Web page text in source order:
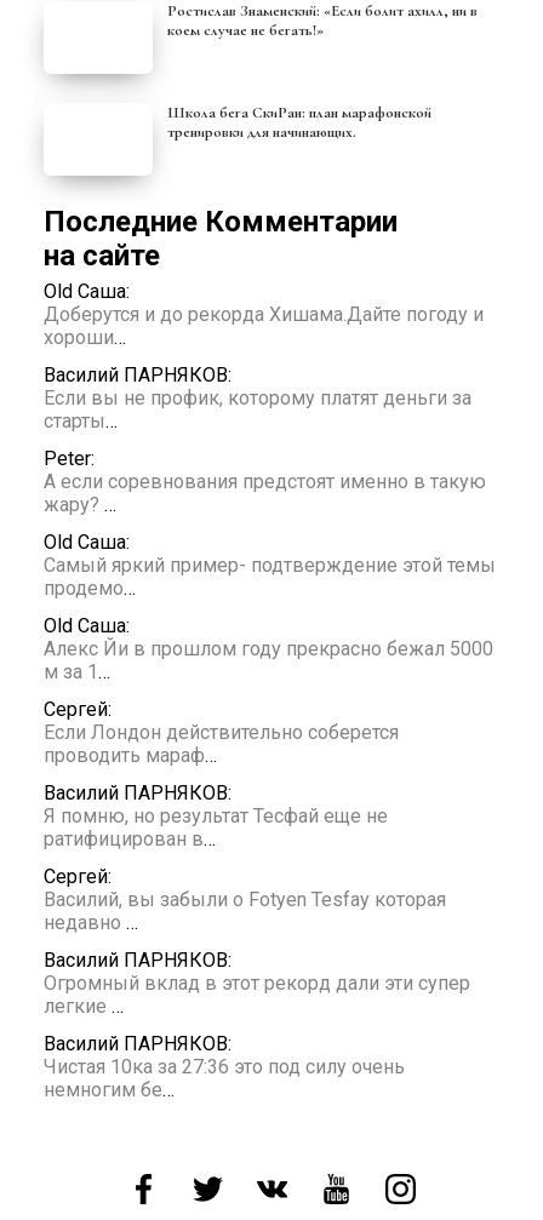
Ростислав Знаменский: «Если болит ахилл, ни в
коем случае не бегать!»
Школа бега СкиРан: план марафонской
тренировки для начинающих.
Последние Комментарии
на сайте
Old Саша:
Доберутся и до рекорда Хишама.Дайте погоду и
хороши…
Василий ПАРНЯКОВ:
Если вы не профик, которому платят деньги за
старты…
Peter:
А если соревнования предстоят именно в такую
жару? …
Old Саша:
Самый яркий пример- подтверждение этой темы
продемо…
Old Саша:
Алекс Йи в прошлом году прекрасно бежал 5000
м за 1…
Сергей:
Если Лондон действительно соберется
проводить мараф…
Василий ПАРНЯКОВ:
Я помню, но результат Тесфай еще не
ратифицирован в…
Сергей:
Василий, вы забыли о Fotyen Tesfay которая
недавно …
Василий ПАРНЯКОВ:
Огромный вклад в этот рекорд дали эти супер
легкие …
Василий ПАРНЯКОВ:
Чистая 10ка за 27:36 это под силу очень
немногим бе…